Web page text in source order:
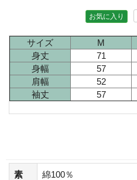
お気に入り
サイズ M
身丈
71
身幅
57
肩幅
52
袖丈
57
素
綿100％